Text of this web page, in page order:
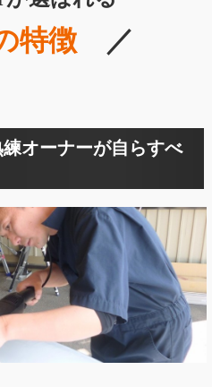
特徴 ／
オーナーが自らすべ